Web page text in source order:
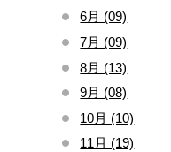
6月 (09)
7月 (09)
8月 (13)
9月 (08)
10月 (10)
11月 (19)